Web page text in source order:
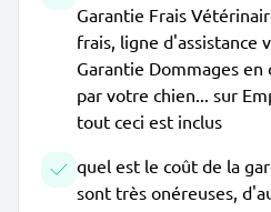
Garantie Frais
frais, ligne d'assistance
Garantie Dommages en
par votre chien... sur
tout ceci est inclus
quel est le coût de la
sont très onéreuses,